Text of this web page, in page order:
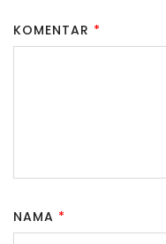
KOMENTAR *
NAMA *